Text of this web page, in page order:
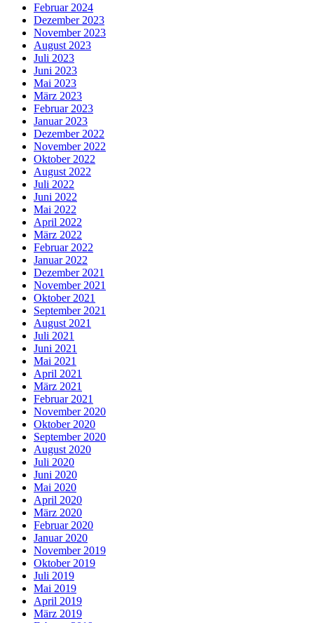
Februar 2024
Dezember 2023
November 2023
August 2023
Juli 2023
Juni 2023
Mai 2023
März 2023
Februar 2023
Januar 2023
Dezember 2022
November 2022
Oktober 2022
August 2022
Juli 2022
Juni 2022
Mai 2022
April 2022
März 2022
Februar 2022
Januar 2022
Dezember 2021
November 2021
Oktober 2021
September 2021
August 2021
Juli 2021
Juni 2021
Mai 2021
April 2021
März 2021
Februar 2021
November 2020
Oktober 2020
September 2020
August 2020
Juli 2020
Juni 2020
Mai 2020
April 2020
März 2020
Februar 2020
Januar 2020
November 2019
Oktober 2019
Juli 2019
Mai 2019
April 2019
März 2019